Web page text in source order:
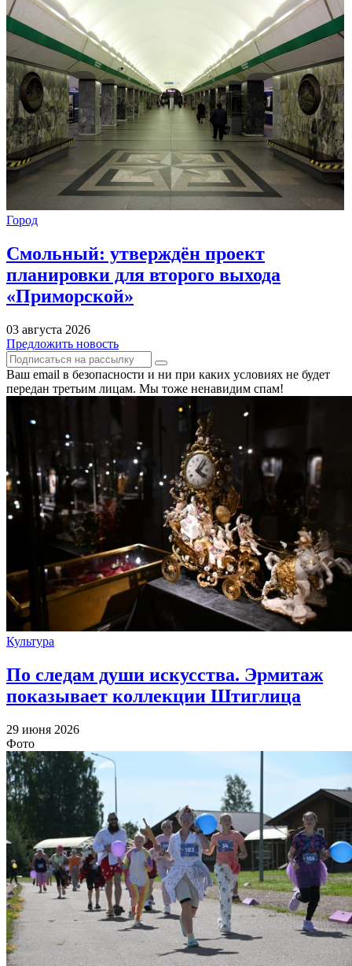
Город
Смольный: утверждён проект
планировки для второго выхода
«Приморской»
03 августа 2026
Предложить новость
Ваш email в безопасности и ни при каких условиях не будет
передан третьим лицам. Мы тоже ненавидим спам!
Культура
По следам души искусства. Эрмитаж
показывает коллекции Штиглица
29 июня 2026
Фото